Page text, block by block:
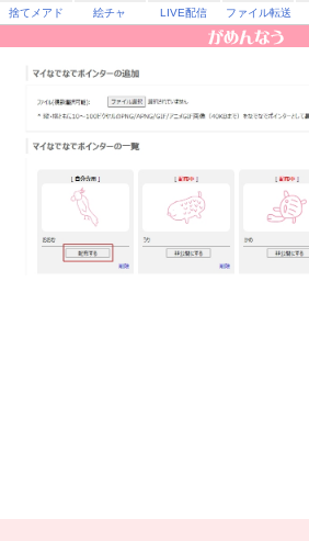
捨てメアド 絵チャ LIVE配信 ファイル転送